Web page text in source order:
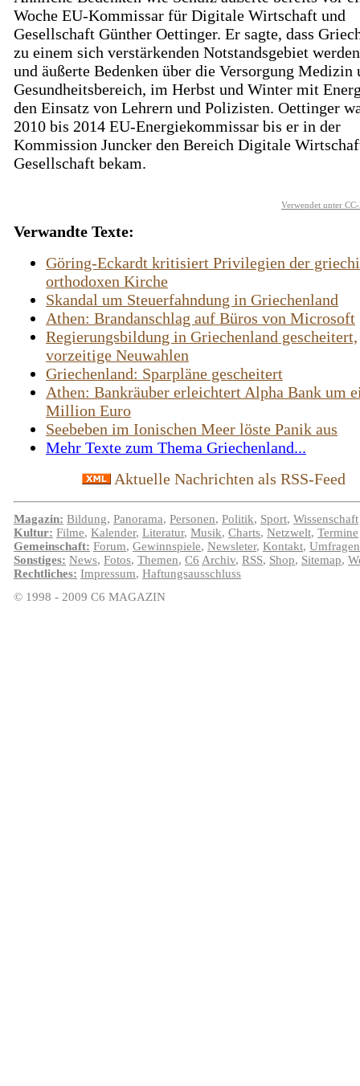
Woche EU-Kommissar für Digitale Wirtschaft und
Gesellschaft Günther Oettinger. Er sagte, dass
zu einem sich verstärkenden Notstandsgebiet
und äußerte Bedenken über die Versorgung Medizin
Gesundheitsbereich, im Herbst und Winter mit
den Einsatz von Lehrern und Polizisten. Oettinger
2010 bis 2014 EU-Energiekommissar bis er in der
Kommission Juncker den Bereich Digitale
Gesellschaft bekam.
Verwendet unter
Verwandte Texte:
Göring-Eckardt kritisiert Privilegien der
orthodoxen Kirche
Skandal um Steuerfahndung in Griechenland
Athen: Brandanschlag auf Büros von Microsoft
Regierungsbildung in Griechenland gescheitert,
vorzeitige Neuwahlen
Griechenland: Sparpläne gescheitert
Athen: Bankräuber erleichtert Alpha Bank um
Million Euro
Seebeben im Ionischen Meer löste Panik aus
Mehr Texte zum Thema Griechenland...
Aktuelle Nachrichten als RSS-Feed
Magazin: Bildung, Panorama, Personen, Politik, Sport, Wissenschaft
Kultur: Filme, Kalender, Literatur, Musik, Charts, Netzwelt, Termine
Gemeinschaft: Forum, Gewinnspiele, Newsleter, Kontakt, Umfragen
Sonstiges: News, Fotos, Themen, C6 Archiv, RSS, Shop, Sitemap,
Rechtliches: Impressum, Haftungsausschluss
© 1998 - 2009 C6 MAGAZIN